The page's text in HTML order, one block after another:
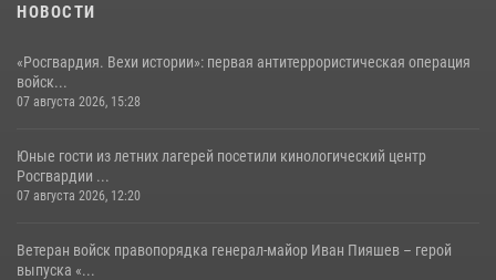
НОВОСТИ
«Росгвардия. Вехи истории»: первая антитеррористическая операция
войск...
07 августа 2026, 15:28
Юные гости из летних лагерей посетили кинологический центр
Росгвардии ...
07 августа 2026, 12:20
Ветеран войск правопорядка генерал-майор Иван Пияшев – герой
выпуска «...